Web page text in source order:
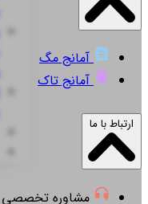
آمانج مگ
آمانج تاک
ارتباط با ما
مشاوره تخصصی